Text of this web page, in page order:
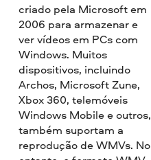
criado pela Microsoft em
2006 para armazenar e
ver vídeos em PCs com
Windows. Muitos
dispositivos, incluindo
Archos, Microsoft Zune,
Xbox 360, telemóveis
Windows Mobile e outros,
também suportam a
reprodução de WMVs. No